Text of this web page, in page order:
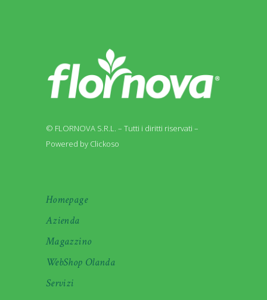
© FLORNOVA S.R.L. – Tutti i diritti riservati –
Powered by Clickoso
Homepage
Azienda
Magazzino
WebShop Olanda
Servizi